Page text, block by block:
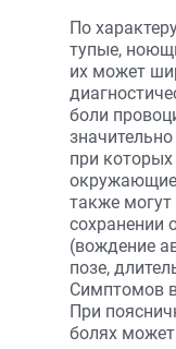
По
тупые,
их может
боли
при
окружающие
также могут
сохранении
(вождение
позе,
Симптомов
При
болях